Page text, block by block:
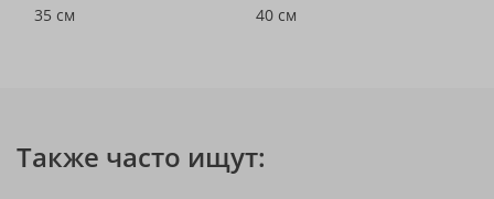
35 см
40 см
Также часто ищут: